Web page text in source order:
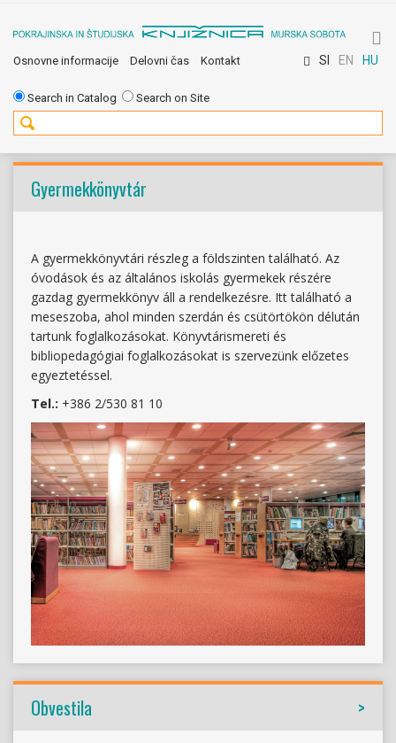
SI EN HU
Osnovne informacije Delovni čas Kontakt
Search in Catalog Search on Site
Gyermekkönyvtár
A gyermekkönyvtári részleg a földszinten található. Az
óvodások és az általános iskolás gyermekek részére
gazdag gyermekkönyv áll a rendelkezésre. Itt található a
meseszoba, ahol minden szerdán és csütörtökön délután
tartunk foglalkozásokat. Könyvtárismereti és
bibliopedagógiai foglalkozásokat is szervezünk előzetes
egyeztetéssel.
Tel.: +386 2/530 81 10
Obvestila